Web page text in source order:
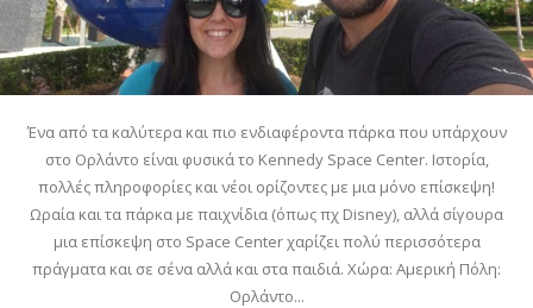
Ένα από τα καλύτερα και πιο ενδιαφέροντα πάρκα που υπάρχουν
στο Ορλάντο είναι φυσικά το Kennedy Space Center. Ιστορία,
πολλές πληροφορίες και νέοι ορίζοντες με μια μόνο επίσκεψη!
Ωραία και τα πάρκα με παιχνίδια (όπως πχ Disney), αλλά σίγουρα
μια επίσκεψη στο Space Center χαρίζει πολύ περισσότερα
πράγματα και σε σένα αλλά και στα παιδιά. Χώρα: Αμερική Πόλη:
Ορλάντο...